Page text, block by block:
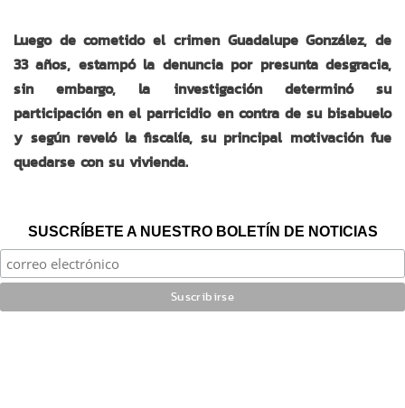
Luego de cometido el crimen Guadalupe González, de
33 años, estampó la denuncia por presunta desgracia,
sin embargo, la investigación determinó su
participación en el parricidio en contra de su bisabuelo
y según reveló la fiscalía, su principal motivación fue
quedarse con su vivienda.
SUSCRÍBETE A NUESTRO BOLETÍN DE NOTICIAS